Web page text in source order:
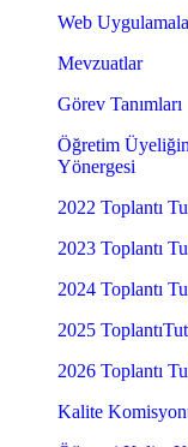
Web
Mevzuatlar
Görev Tanımları
Öğretim
Yönergesi
2022 Toplantı
2023 Toplantı
2024 Toplantı
2025
2026 Toplantı
Kalite